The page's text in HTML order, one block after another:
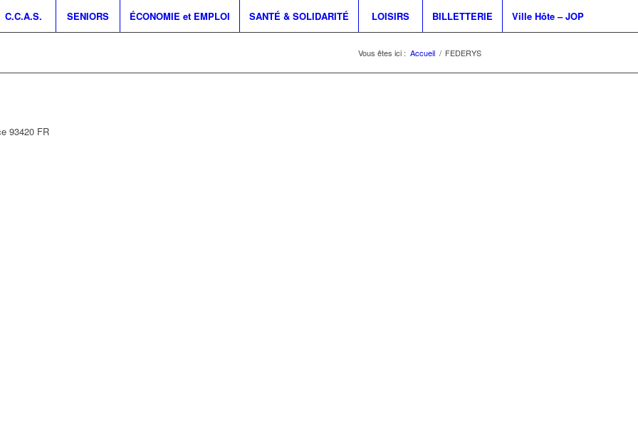
C.C.A.S. SENIORS ÉCONOMIE et EMPLOI SANTÉ & SOLIDARITÉ LOISIRS BILLETTERIE Ville Hôte – JOP
Vous êtes ici : Accueil / FEDERYS
93420 FR